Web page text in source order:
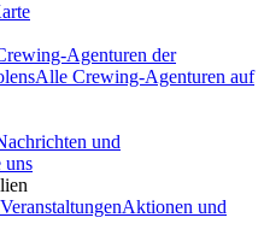
Agenturen der
Alle Crewing-Agenturen auf
und
uns
VeranstaltungenAktionen und